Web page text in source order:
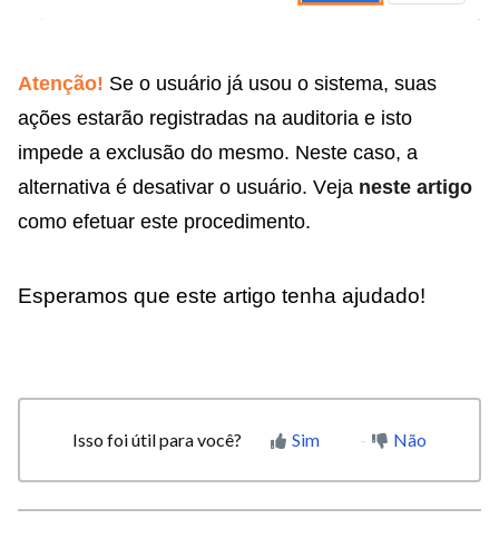
Atenção! Se o usuário já usou o sistema, suas
ações estarão registradas na auditoria e isto
impede a exclusão do mesmo. Neste caso, a
alternativa é desativar o usuário. Veja neste artigo
como efetuar este procedimento.
Esperamos que este artigo tenha ajudado!
Isso foi útil para você? Sim Não